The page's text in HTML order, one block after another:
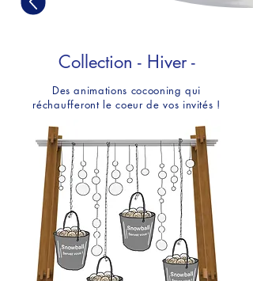
Collection - Hiver -
Des animations cocooning qui
réchaufferontle coeur de vos invités !